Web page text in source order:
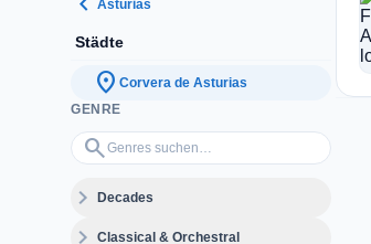
Asturias
Städte
location_on Corvera de Asturias
GENRE
search
Genres suchen…
expand_moreDecades
expand_moreClassical & Orchestral